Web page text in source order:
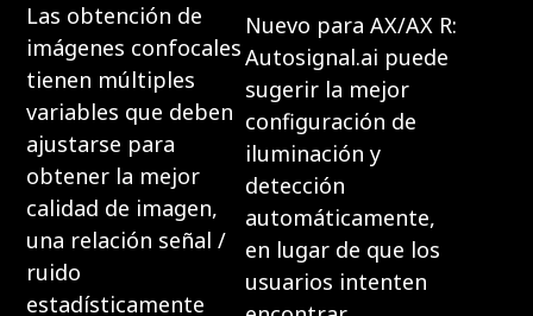
Las obtención de
imágenes confocales
tienen múltiples
variables que deben
ajustarse para
obtener la mejor
calidad de imagen,
una relación señal /
ruido
estadísticamente
Nuevo para AX/AX R:
Autosignal.ai puede
sugerir la mejor
configuración de
iluminación y
detección
automáticamente,
en lugar de que los
usuarios intenten